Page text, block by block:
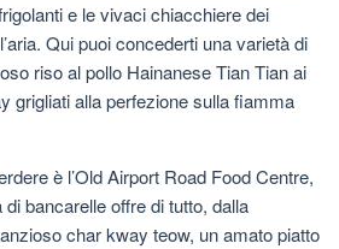
e le vivaci chiacchiere dei
Qui puoi concederti una varietà di
riso al pollo Hainanese Tian Tian ai
grigliati alla perfezione sulla fiamma
è l’Old Airport Road Food Centre,
bancarelle offre di tutto, dalla
char kway teow, un amato piatto